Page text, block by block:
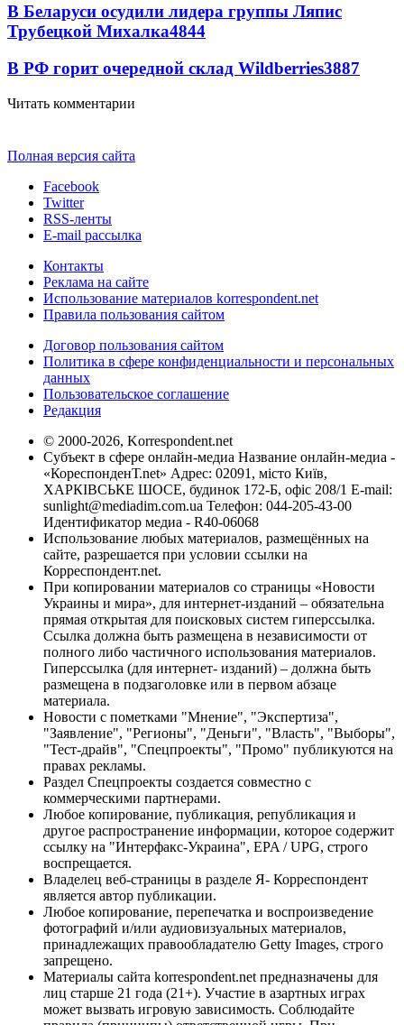
В Беларуси осудили лидера группы Ляпис
Трубецкой Михалка4844
В РФ горит очередной склад Wildberries3887
Читать комментарии
Полная версия сайта
Facebook
Twitter
RSS-ленты
E-mail рассылка
Контакты
Реклама на сайте
Использование материалов korrespondent.net
Правила пользования сайтом
Договор пользования сайтом
Политика в сфере конфиденциальности и персональных
данных
Пользовательское соглашение
Редакция
© 2000-2026, Korrespondent.net
Субъект в сфере онлайн-медиа Название онлайн-медиа -
«КореспонденТ.net» Адрес: 02091, місто Київ,
ХАРКІВСЬКЕ ШОСЕ, будинок 172-Б, офіс 208/1 E-mail:
sunlight@mediadim.com.ua Телефон: 044-205-43-00
Идентификатор медиа - R40-06068
Использование любых материалов, размещённых на
сайте, разрешается при условии ссылки на
Корреспондент.net.
При копировании материалов со страницы «Новости
Украины и мира», для интернет-изданий – обязательна
прямая открытая для поисковых систем гиперссылка.
Ссылка должна быть размещена в независимости от
полного либо частичного использования материалов.
Гиперссылка (для интернет- изданий) – должна быть
размещена в подзаголовке или в первом абзаце
материала.
Новости с пометками "Мнение", "Экспертиза",
"Заявление", "Регионы", "Деньги", "Власть", "Выборы",
"Тест-драйв", "Спецпроекты", "Промо" публикуются на
правах рекламы.
Раздел Спецпроекты создается совместно с
коммерческими партнерами.
Любое копирование, публикация, републикация и
другое распространение информации, которое содержит
ссылку на "Интерфакс-Украина", EPA / UPG, строго
воспрещается.
Владелец веб-страницы в разделе Я- Корреспондент
является автор публикации.
Любое копирование, перепечатка и воспроизведение
фотографий и/или аудиовизуальных материалов,
принадлежащих правообладателю Getty Images, строго
запрещено.
Материалы сайта korrespondent.net предназначены для
лиц старше 21 года (21+). Участие в азартных играх
может вызвать игровую зависимость. Соблюдайте